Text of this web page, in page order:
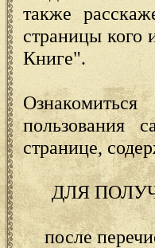
также
страницы кого
Книге".
пользования
странице,
ДЛЯ
после